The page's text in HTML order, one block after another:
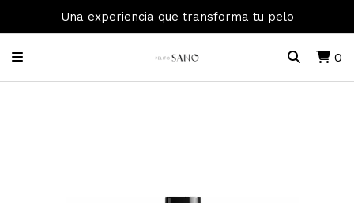
Una experiencia que transforma tu pelo
0